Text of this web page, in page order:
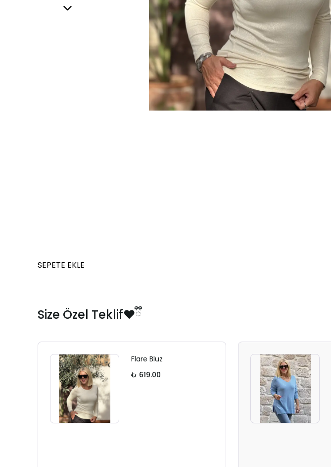
SEPETE EKLE
Size Özel Teklif❤️ྀི
Flare Bluz
₺ 619.00